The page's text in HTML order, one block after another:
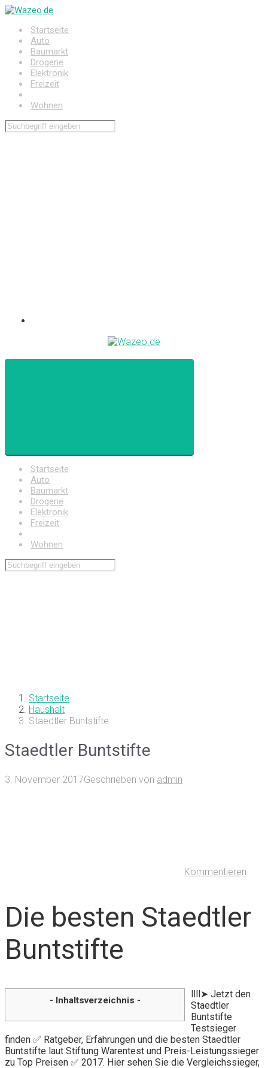
Zum
springenStartseite
Auto
Baumarkt
Drogerie
Elektronik
Freizeit
Wohnen
Startseite
Auto
Baumarkt
Drogerie
Elektronik
Freizeit
Wohnen
Startseite
Haushalt
Staedtler Buntstifte
Staedtler Buntstifte
3. November 2017Geschrieben von admin
Kommentieren
Die besten Staedtler
Buntstifte
- Inhaltsverzeichnis -
llll➤ Jetzt den
Staedtler
Buntstifte
Testsieger
finden ✅ Ratgeber, Erfahrungen und die besten Staedtler
Buntstifte laut Stiftung Warentest und Preis-Leistungssieger
zu Top Preisen ✅ 2017. Hier sehen Sie die Vergleichssieger,